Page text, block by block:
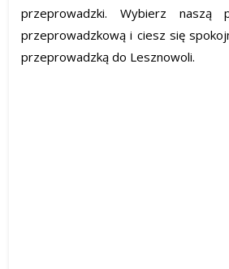
przeprowadzki. Wybierz naszą
przeprowadzkową i ciesz się
przeprowadzką do Lesznowoli.